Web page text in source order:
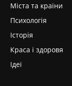
Міста та країни
Психологія
Історія
Краса і здоровя
Ідеї